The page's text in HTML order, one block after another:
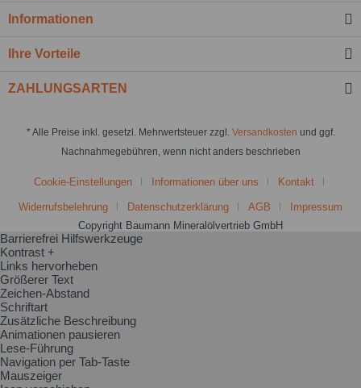
Informationen
Ihre Vorteile
ZAHLUNGSARTEN
* Alle Preise inkl. gesetzl. Mehrwertsteuer zzgl. Versandkosten und ggf.
Nachnahmegebühren, wenn nicht anders beschrieben
Cookie-Einstellungen Informationen über uns Kontakt
Widerrufsbelehrung Datenschutzerklärung AGB
Impressum
Copyright Baumann Mineralölvertrieb GmbH
Barrierefrei Hilfswerkzeuge
Kontrast +
Links hervorheben
Größerer Text
Zeichen-Abstand
Schriftart
Zusätzliche Beschreibung
Animationen pausieren
Lese-Führung
Navigation per Tab-Taste
Mauszeiger